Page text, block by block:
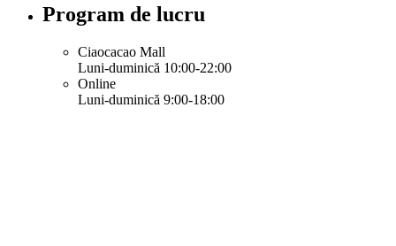
Program de lucru
Ciaocacao Mall
Luni-duminică 10:00-22:00
Online
Luni-duminică 9:00-18:00